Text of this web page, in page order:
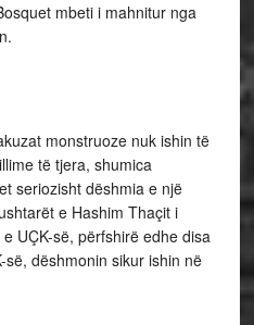
mbeti i mahnitur nga
monstruoze nuk ishin të
të tjera, shumica
seriozisht dëshmia e një
e Hashim Thaçit i
UÇK-së, përfshirë edhe disa
dëshmonin sikur ishin në